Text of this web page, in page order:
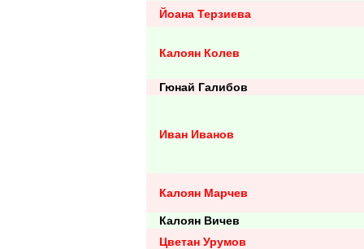
Йоана Терзиева
Калоян Колев
Гюнай Галибов
Иван Иванов
Калоян Марчев
Калоян Вичев
Цветан Урумов